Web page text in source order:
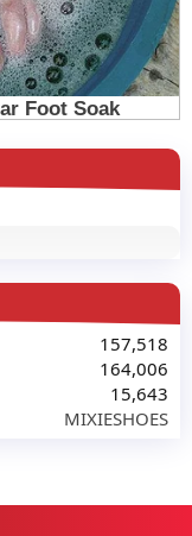
157,518
164,006
15,643
MIXIESHOES